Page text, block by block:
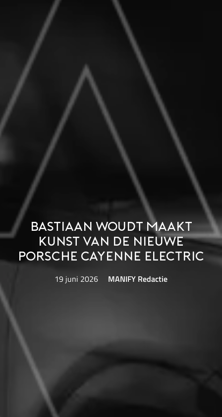
Bastiaan Woudt maakt
kunst van de nieuwe
Porsche Cayenne Electric
19 juni 2026 MANIFY Redactie